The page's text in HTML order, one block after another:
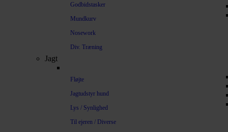
Godbidstasker
Mundkurv
Nosework
Div. Træning
Jagt
Fløjte
Jagtudstyr hund
Lys / Synlighed
Til ejeren / Diverse